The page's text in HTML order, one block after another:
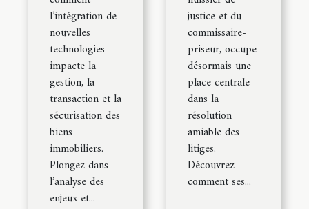
l’intégration de
nouvelles
technologies
impacte la
gestion, la
transaction et la
sécurisation des
biens
immobiliers.
Plongez dans
l’analyse des
enjeux et...
justice et du
commissaire-
priseur, occupe
désormais une
place centrale
dans la
résolution
amiable des
litiges.
Découvrez
comment ses...